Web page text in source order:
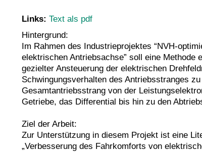
Links: Text als pdf
Hintergrund:
Im Rahmen des Industrieprojektes “NVH-
elektrischen Antriebsachse” soll eine Methode
gezielter Ansteuerung der elektrischen
Schwingungsverhalten des Antriebsstranges
Gesamtantriebsstrang von der
Getriebe, das Differential bis hin zu den
Ziel der Arbeit:
Zur Unterstützung in diesem Projekt ist eine
„Verbesserung des Fahrkomforts von